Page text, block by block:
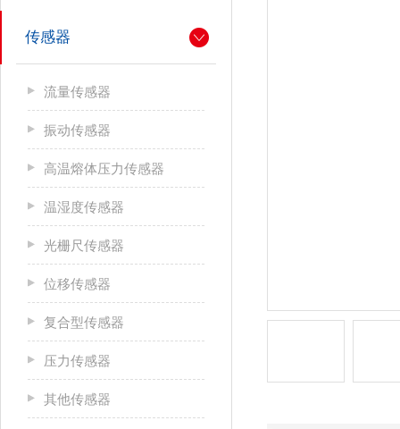
传感器
流量传感器
振动传感器
高温熔体压力传感器
温湿度传感器
光栅尺传感器
位移传感器
复合型传感器
压力传感器
其他传感器